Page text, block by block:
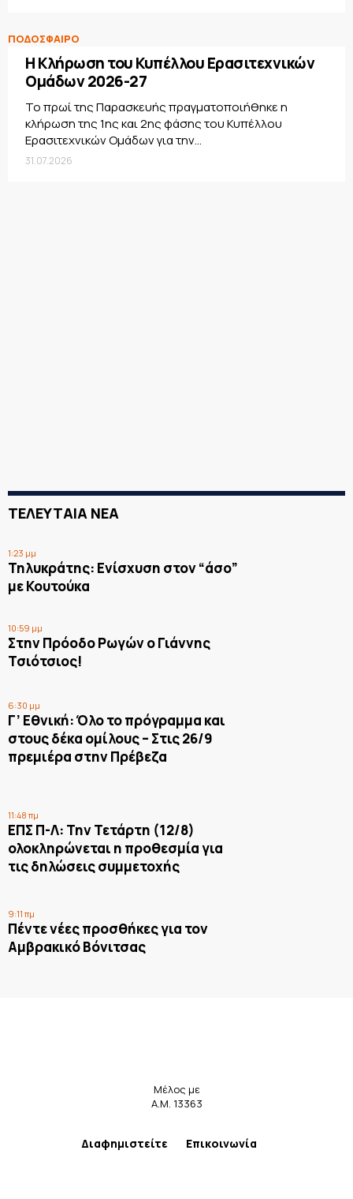
ΠΟΔΟΣΦΑΙΡΟ
Η Κλήρωση του Κυπέλλου Ερασιτεχνικών
Ομάδων 2026-27
Το πρωί της Παρασκευής πραγματοποιήθηκε η
κλήρωση της 1ης και 2ης φάσης του Κυπέλλου
Ερασιτεχνικών Ομάδων για την...
31.07.2026
ΤΕΛΕΥΤΑΙΑ ΝΕΑ
1:23 μμ
Τηλυκράτης: Ενίσχυση στον “άσο”
με Κουτούκα
10:59 μμ
Στην Πρόοδο Ρωγών ο Γιάννης
Τσιότσιος!
6:30 μμ
Γ’ Εθνική: Όλο το πρόγραμμα και
στους δέκα ομίλους – Στις 26/9
πρεμιέρα στην Πρέβεζα
11:48 πμ
ΕΠΣ Π-Λ: Την Τετάρτη (12/8)
ολοκληρώνεται η προθεσμία για
τις δηλώσεις συμμετοχής
9:11 πμ
Πέντε νέες προσθήκες για τον
Αμβρακικό Βόνιτσας
Μέλος με
Α.Μ. 13363
Διαφημιστείτε Επικοινωνία